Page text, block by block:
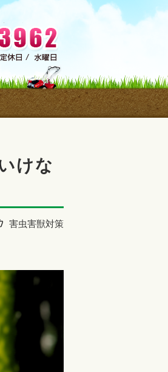
けな
害虫害獣対策